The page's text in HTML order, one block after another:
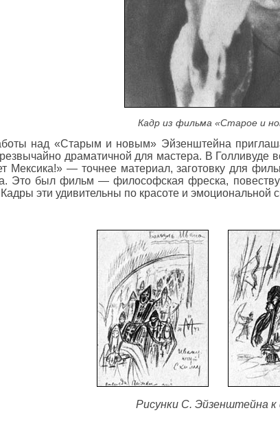
Кадр из фильма «Старое и
над «Старым и новым» Эйзенштейна
драматичной для мастера. В
Мексика!» — точнее материал, заготовку для
Это был фильм — философская фреска,
эти удивительны по красоте и эмоциональной
Рисунки С. Эйзенштейна